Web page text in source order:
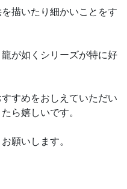
描いたり細かいことをす
が如くシリーズが特に好
すめをおしえていただい
ら嬉しいです。
願いします。